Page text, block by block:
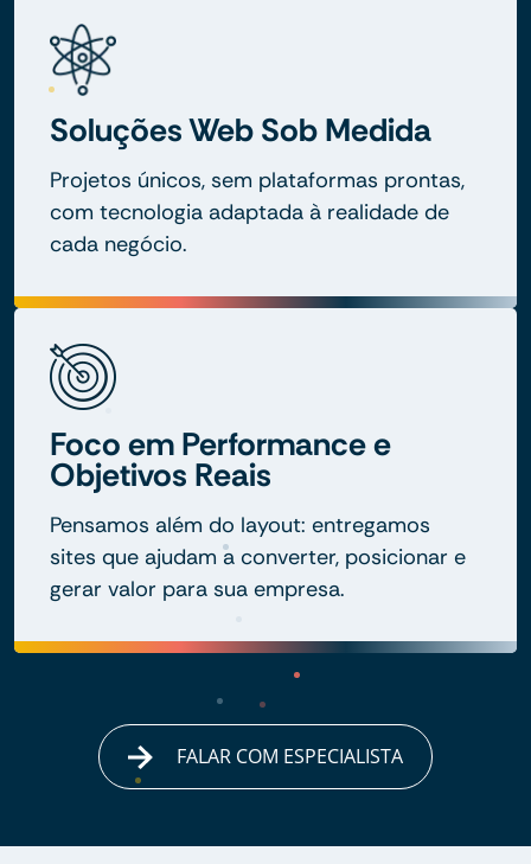
Soluções Web Sob Medida
Projetos únicos, sem plataformas prontas,
com tecnologia adaptada à realidade de
cada negócio.
Foco em Performance e
Objetivos Reais
Pensamos além do layout: entregamos
sites que ajudam a converter, posicionar e
gerar valor para sua empresa.
FALAR COM ESPECIALISTA